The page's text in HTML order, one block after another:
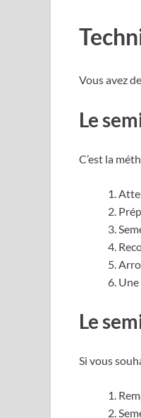
Vous avez
Le
C’est la
Le
Si vous